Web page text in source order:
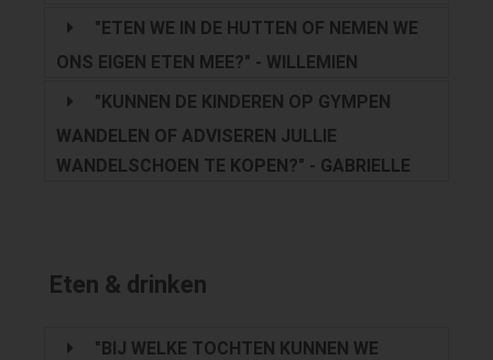
"ETEN WE IN DE HUTTEN OF NEMEN WE
ONS EIGEN ETEN MEE?" - WILLEMIEN
"KUNNEN DE KINDEREN OP GYMPEN
WANDELEN OF ADVISEREN JULLIE
WANDELSCHOEN TE KOPEN?" - GABRIELLE
Eten & drinken
"BIJ WELKE TOCHTEN KUNNEN WE